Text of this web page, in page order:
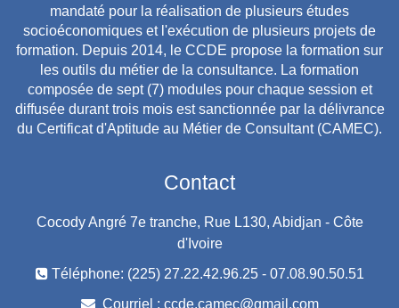
mandaté pour la réalisation de plusieurs études
socioéconomiques et l'exécution de plusieurs projets de
formation. Depuis 2014, le CCDE propose la formation sur
les outils du métier de la consultance. La formation
composée de sept (7) modules pour chaque session et
diffusée durant trois mois est sanctionnée par la délivrance
du Certificat d'Aptitude au Métier de Consultant (CAMEC).
Contact
Cocody Angré 7e tranche, Rue L130, Abidjan - Côte
d'Ivoire
Téléphone: (225) 27.22.42.96.25 - 07.08.90.50.51
Courriel : ccde.camec@gmail.com